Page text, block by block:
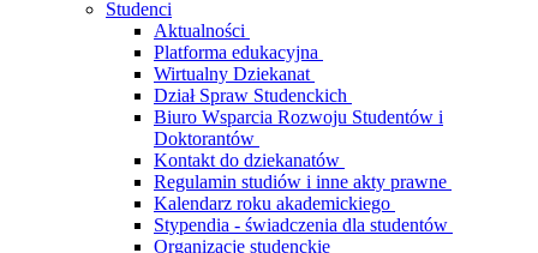
Studenci
Aktualności
Platforma edukacyjna
Wirtualny Dziekanat
Dział Spraw Studenckich
Biuro Wsparcia Rozwoju Studentów i
Doktorantów
Kontakt do dziekanatów
Regulamin studiów i inne akty prawne
Kalendarz roku akademickiego
Stypendia - świadczenia dla studentów
Organizacje studenckie